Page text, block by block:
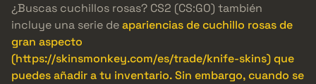
¿Buscas cuchillos rosas? CS2 (CS:GO) también
incluye una serie deapariencias de cuchillo rosas de
gran aspecto
(https://skinsmonkey.com/es/trade/knife-skins) que
puedes añadir a tu inventario. Sin embargo, cuando se